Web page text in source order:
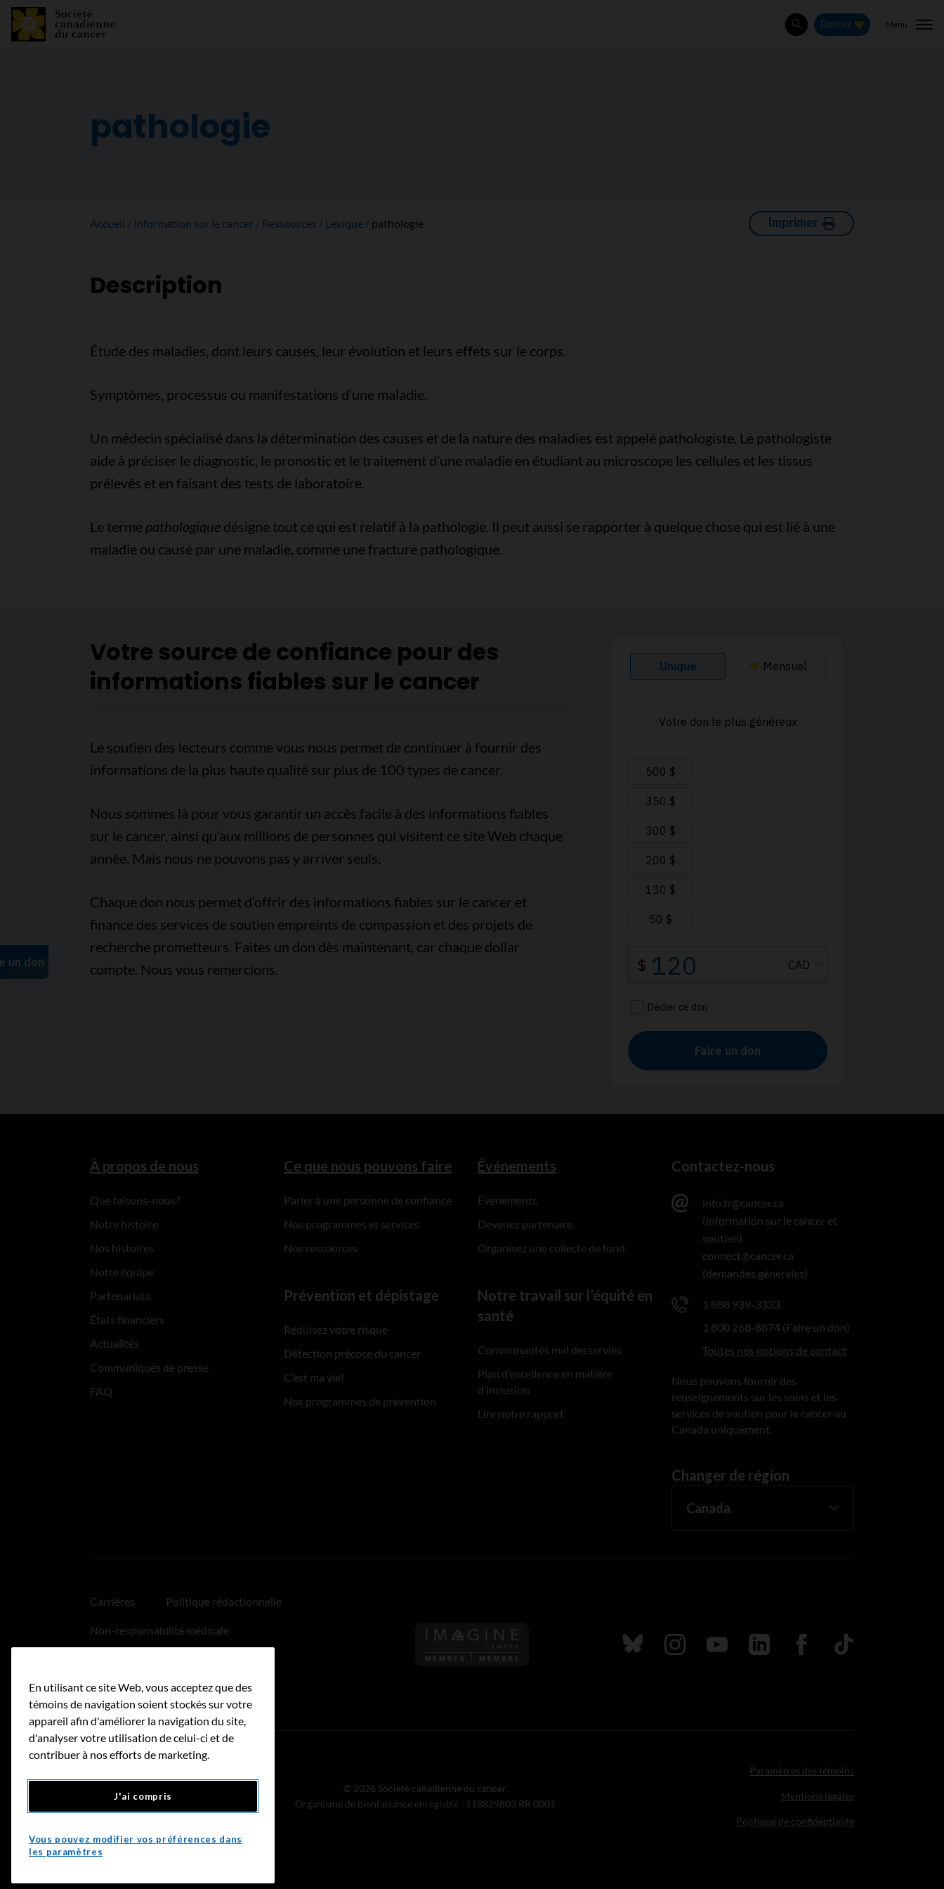
Rechercher
Donnez Menu
pathologie
Accueil Information sur le cancer Ressources Lexique pathologie Imprimer
Description
Étude des maladies, dont leurs causes, leur évolution et leurs effets sur le corps.
Symptômes, processus ou manifestations d’une maladie.
Un médecin spécialisé dans la détermination des causes et de la nature des maladies est appelé pathologiste. Le pathologiste
aide à préciser le diagnostic, le pronostic et le traitement d’une maladie en étudiant au microscope les cellules et les tissus
prélevés et en faisant des tests de laboratoire.
Le terme pathologiquedésigne tout ce qui est relatif à la pathologie. Il peut aussi se rapporter à quelque chose qui est lié à une
maladie ou causé par une maladie, comme une fracture pathologique.
Votre source de confiance pour des
informations fiables sur le cancer
Le soutien des lecteurs comme vous nous permet de continuer à fournir des
informations de la plus haute qualité sur plus de 100 types de cancer.
Nous sommes là pour vous garantir un accès facile à des informations fiables
sur le cancer, ainsi qu’aux millions de personnes qui visitent ce site Web chaque
année. Mais nous ne pouvons pas y arriver seuls.
Chaque don nous permet d’offrir des informations fiables sur le cancer et
finance des services de soutien empreints de compassion et des projets de
recherche prometteurs. Faites un don dès maintenant, car chaque dollar
compte. Nous vous remercions.
À propos de nous
Que faisons-nous?
Notre histoire
Nos histoires
Notre équipe
Partenariats
États financiers
Actualités
Communiqués de presse
FAQ
Ce que nous pouvons faire
Parler à une personne de confiance
Nos programmes et services
Nos ressources
Prévention et dépistage
Réduisez votre risque
Détection précoce du cancer
C’est ma vie!
Nos programmes de prévention
Événements
Événements
Devenez partenaire
Organisez une collecte de fond
Notre travail sur l’équité en
santé
Communautés mal desservies
Plan d’excellence en matière
d’inclusion
Lire notre rapport
Contactez-nous
info.fr@cancer.ca
(information sur le cancer et
soutien)
connect@cancer.ca
(demandes générales)
1 888 939-3333
1 800 268-8874 (Faire un don)
Toutes nos options de contact
Nous pouvons fournir des
renseignements sur les soins et les
services de soutien pour le cancer au
Canada uniquement.
Changer de région
Carrières Politique rédactionnelle
Non-responsabilité médicale
Accessibilité
Suivez nous sur Bluesky
Suivez nous sur Instagram
Suivez nous sur Youtube
Suivez nous sur LinkedIn
Suivez nous sur
TikTok
Donnez
© 2026 Société canadienne du cancer.
Organisme de bienfaisance enregistré : 118829803 RR 0001
Paramètres des témoins
Mentions légales
Politique de confidentialité
En utilisant ce site Web, vous acceptez que des
témoins de navigation soient stockés sur votre
appareil afin d'améliorer la navigation du site,
d'analyser votre utilisation de celui-ci et de
contribuer à nos efforts de marketing.
J'ai compris
Vous pouvez modifier vos préférences dans
les paramètres